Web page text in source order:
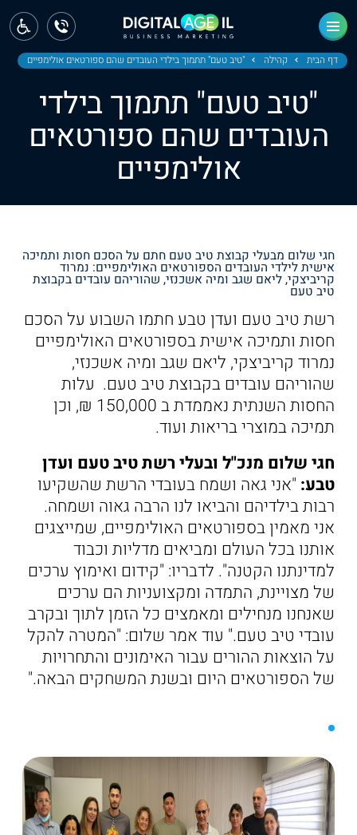
דף הבית קהילה "טיב טעם" תתמוך בילדי העובדים שהם ספורטאים אולימפיים
"טיב טעם" תתמוך בילדי
העובדים שהם ספורטאים
אולימפיים
חגי שלום מבעלי קבוצת טיב טעם חתם על הסכם חסות ותמיכה
אישית לילדי העובדים הספורטאים האולימפיים: נמרוד
קריביצקי, ליאם שגב ומיה אשכנזי, שהוריהם עובדים בקבוצת
טיב טעם
רשת טיב טעם ועדן טבע חתמו השבוע על הסכם
חסות ותמיכה אישית בספורטאים האולימפיים
נמרוד קריביצקי, ליאם שגב ומיה אשכנזי,
שהוריהם עובדים בקבוצת טיב טעם. עלות
החסות השנתית נאממדת ב 150,000 ₪, וכן
תמיכה במוצרי בריאות ועוד.
חגי שלום מנכ"ל ובעלי רשת טיב טעם ועדן
טבע: "אני גאה ושמח בעובדי הרשת שהשקיעו
רבות בילדיהם והביאו לנו הרבה גאוה ושמחה.
אני מאמין בספורטאים האולימפיים, שמייצגים
אותנו בכל העולם ומביאים מדליות וכבוד
למדינתנו הקטנה". לדבריו: "קידום ואימוץ ערכים
של מצויינת, התמדה ומקצועניות הם ערכים
שאנחנו מנחילים ומאמצים כל הזמן לתוך ובקרב
עובדי טיב טעם." עוד אמר שלום: "המטרה להקל
על הוצאות ההורים עבור האימונים והתחרויות
של הספורטאים היום ובשנת המשחקים הבאה."
ראשי
חדשות
מחוז צפון
מחוז חיפה
מחוז מרכז
מחוז דרום
תל אביב